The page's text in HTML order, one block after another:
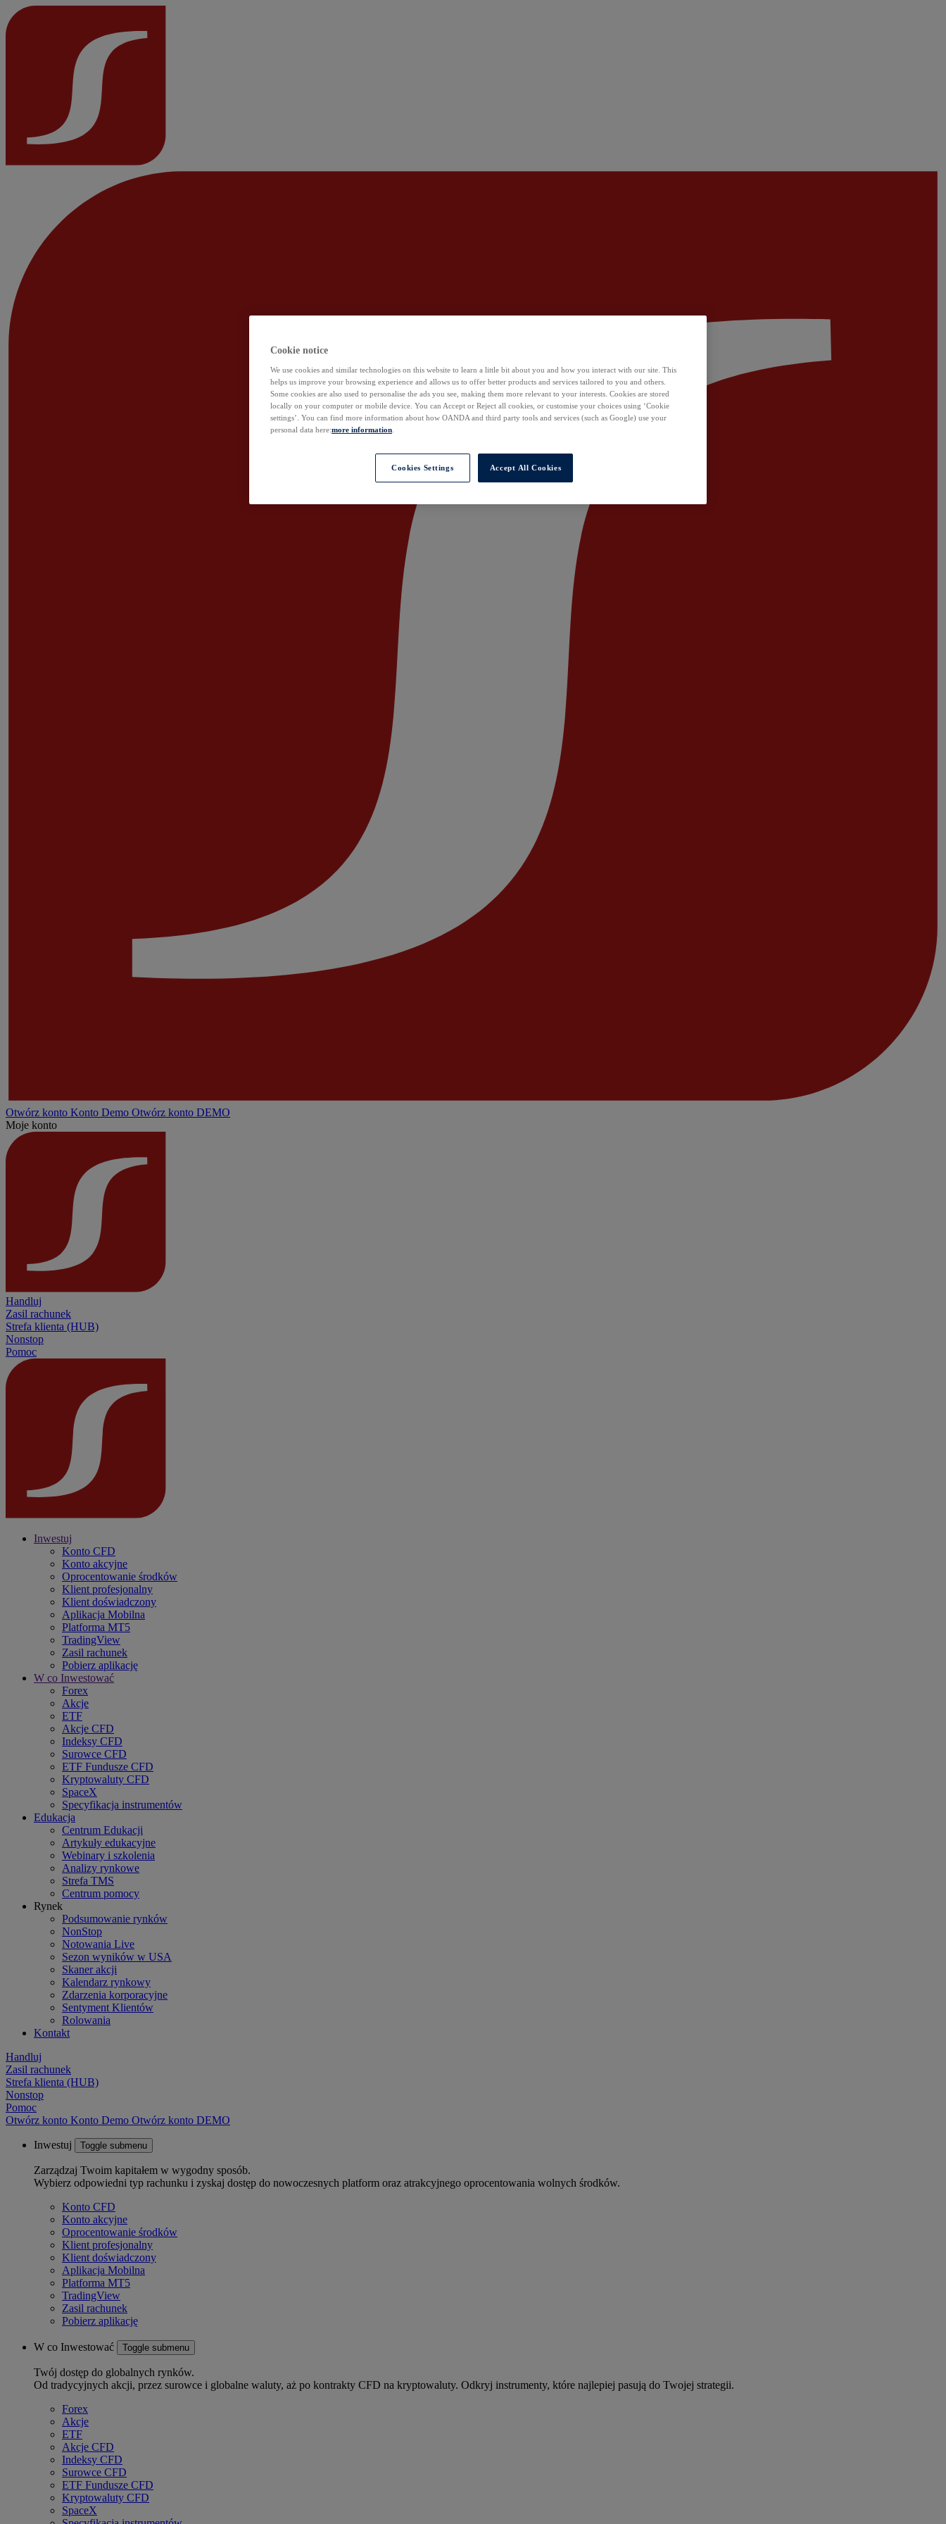
Otwórz konto Konto Demo Otwórz konto DEMO
Moje konto
Handluj
Zasil rachunek
Strefa klienta (HUB)
Nonstop
Pomoc
Inwestuj
Konto CFD
Konto akcyjne
Oprocentowanie środków
Klient profesjonalny
Klient doświadczony
Aplikacja Mobilna
Platforma MT5
TradingView
Zasil rachunek
Pobierz aplikację
W co Inwestować
Forex
Akcje
ETF
Akcje CFD
Indeksy CFD
Surowce CFD
ETF Fundusze CFD
Kryptowaluty CFD
SpaceX
Specyfikacja instrumentów
Edukacja
Centrum Edukacji
Artykuły edukacyjne
Webinary i szkolenia
Analizy rynkowe
Strefa TMS
Centrum pomocy
Rynek
Podsumowanie rynków
NonStop
Notowania Live
Sezon wyników w USA
Skaner akcji
Kalendarz rynkowy
Zdarzenia korporacyjne
Sentyment Klientów
Rolowania
Kontakt
Handluj
Zasil rachunek
Strefa klienta (HUB)
Nonstop
Pomoc
Otwórz konto Konto Demo Otwórz konto DEMO
Inwestuj Toggle submenu
Zarządzaj Twoim kapitałem w wygodny sposób.
Wybierz odpowiedni typ rachunku i zyskaj dostęp do nowoczesnych platform oraz atrakcyjnego oprocentowania wolnych środków.
Konto CFD
Konto akcyjne
Oprocentowanie środków
Klient profesjonalny
Klient doświadczony
Aplikacja Mobilna
Platforma MT5
TradingView
Zasil rachunek
Pobierz aplikację
W co Inwestować Toggle submenu
Twój dostęp do globalnych rynków.
Od tradycyjnych akcji, przez surowce i globalne waluty, aż po kontrakty CFD na kryptowaluty. Odkryj instrumenty, które najlepiej pasują do Twojej strategii.
Forex
Akcje
ETF
Akcje CFD
Indeksy CFD
Surowce CFD
ETF Fundusze CFD
Kryptowaluty CFD
SpaceX
Cookie notice
We use cookies and similar technologies on this website to learn a little bit about you and how you interact with our site. This
helps us improve your browsing experience and allows us to offer better products and services tailored to you and others.
Some cookies are also used to personalise the ads you see, making them more relevant to your interests. Cookies are stored
locally on your computer or mobile device. You can Accept or Reject all cookies, or customise your choices using ‘Cookie
settings’. You can find more information about how OANDA and third party tools and services (such as Google) use your
personal data here:more information
Cookies Settings Accept All Cookies